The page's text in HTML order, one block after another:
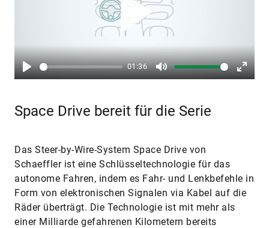
Play
01:36
Mute
Enter
Play
Space Drive bereit für die Serie
Das Steer-by-Wire-System Space Drive von
Schaeffler ist eine Schlüsseltechnologie für das
autonome Fahren, indem es Fahr- und Lenkbefehle in
Form von elektronischen Signalen via Kabel auf die
Räder überträgt. Die Technologie ist mit mehr als
einer Milliarde gefahrenen Kilometern bereits